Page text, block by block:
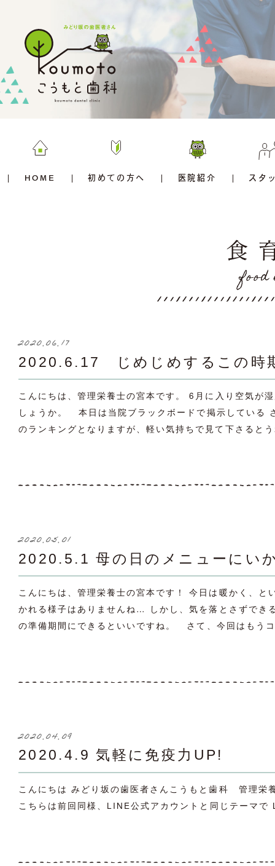
HOME 初めての方へ 医院紹介 スタ
食
food
2020.06.17
2020.6.17 じめじめするこの時
こんにちは、管理栄養士の宮本です。 6月に入り空気が
しょうか。 本日は当院ブラックボードで掲示している
のランキングとなりますが、軽い気持ちで見て下さると
2020.05.01
2020.5.1 母の日のメニューにい
こんにちは、管理栄養士の宮本です！ 今日は暖かく、
かれる様子はありませんね… しかし、気を落とさずでき
の準備期間にできるといいですね。 さて、今回はもう
2020.04.09
2020.4.9 気軽に免疫力UP!
こんにちは みどり坂の歯医者さんこうもと歯科
こちらは前回同様、LINE公式アカウントと同じテーマ